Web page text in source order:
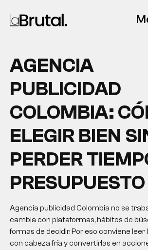
AGENCIA
PUBLICIDAD
COLOMBIA:
ELEGIR BIEN
PERDER
PRESUPUESTO
Agencia publicidad Colombia no se
cambia con plataformas, hábitos de
formas de decidir. Por eso conviene
con cabeza fría y convertirlas en